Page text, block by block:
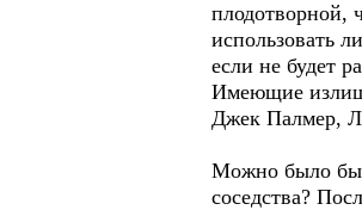
плодотворной,
использовать
если не будет
Имеющие
Джек Палмер,
Можно было бы
соседства?